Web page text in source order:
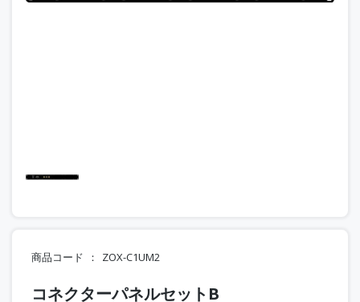
商品コード ZOX-C1UM2
コネクターパネルセットB